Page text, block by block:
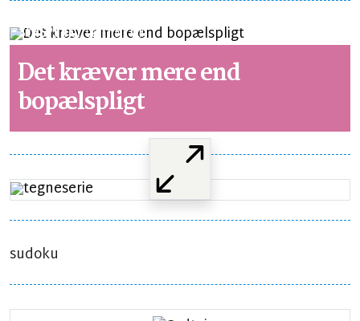
SYNSPUNKTLÆSETID 2 MIN.
Det kræver mere end
bopælspligt
sudoku